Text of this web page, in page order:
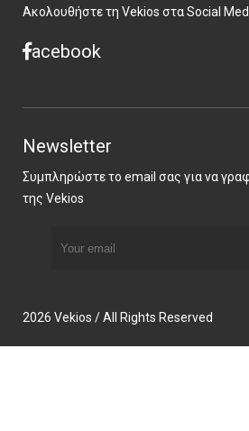
Ακολουθήστε τη Vekios στα Social
acebook
Newsletter
Συμπληρώστε το email σας για να
της Vekios
2026 Vekios / All Rights Reserved